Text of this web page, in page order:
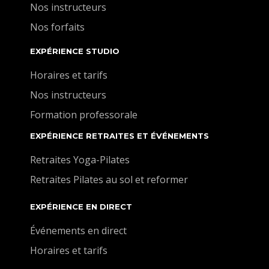
Nos instructeurs
Nos forfaits
EXPÉRIENCE STUDIO
Horaires et tarifs
Nos instructeurs
Formation professorale
EXPÉRIENCE RETRAITES ET ÉVÉNEMENTS
Retraites Yoga-Pilates
Retraites Pilates au sol et reformer
EXPÉRIENCE EN DIRECT
Événements en direct
Horaires et tarifs